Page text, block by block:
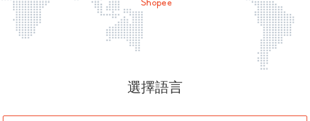
頁面無法顯示
選擇語言